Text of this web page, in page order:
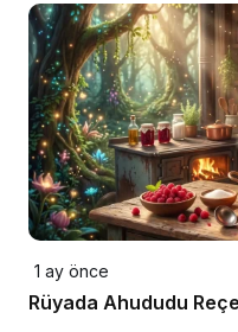
1 ay önce
Rüyada Ahududu